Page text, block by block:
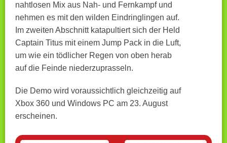
nahtlosen Mix aus Nah- und Fernkampf und
nehmen es mit den wilden Eindringlingen auf.
Im zweiten Abschnitt katapultiert sich der Held
Captain Titus mit einem Jump Pack in die Luft,
um wie ein tödlicher Regen von oben herab
auf die Feinde niederzuprasseln.
Die Demo wird voraussichtlich gleichzeitig auf
Xbox 360 und Windows PC am 23. August
erscheinen.